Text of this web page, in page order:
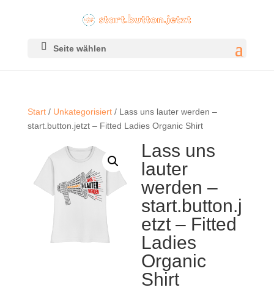
Seite wählen
Start/ Unkategorisiert/ Lass uns lauter werden –
start.button.jetzt – Fitted Ladies Organic Shirt
Lass uns
lauter
werden –
start.button.j
etzt – Fitted
Ladies
Organic
Shirt